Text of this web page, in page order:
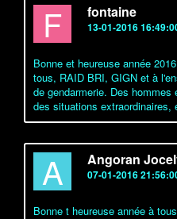
F fontaine
13-01-2016
Bonne et heureuse année
tous, RAID BRI, GIGN et à
de gendarmerie. Des
des situations extraordinaires,
A Angoran
07-01-2016
Bonne t heureuse année à